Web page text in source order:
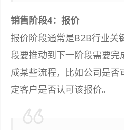
销售阶段4：报价
报价阶段通常是B2B行业关
段要推动到下一阶段需要完
成某些流程，比如公司是
定客户是否认可该报价。